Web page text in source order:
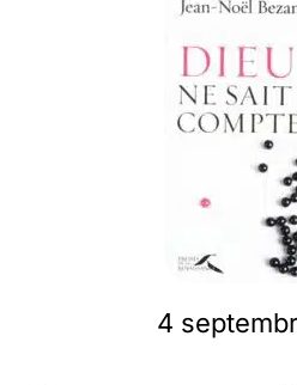
Spiritualité
Nous soutenir
4